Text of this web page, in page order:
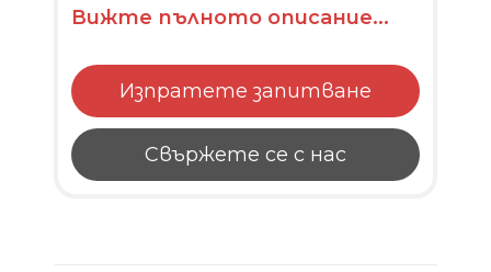
Вижте пълното описание...
Изпратете запитване
Свържете се с нас